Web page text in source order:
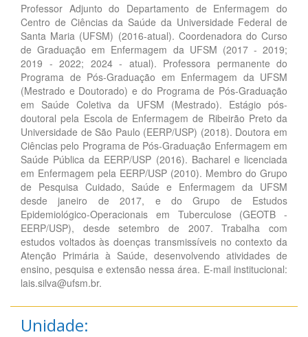
Professor Adjunto do Departamento de Enfermagem do
Centro de Ciências da Saúde da Universidade Federal de
Santa Maria (UFSM) (2016-atual). Coordenadora do Curso
de Graduação em Enfermagem da UFSM (2017 - 2019;
2019 - 2022; 2024 - atual). Professora permanente do
Programa de Pós-Graduação em Enfermagem da UFSM
(Mestrado e Doutorado) e do Programa de Pós-Graduação
em Saúde Coletiva da UFSM (Mestrado). Estágio pós-
doutoral pela Escola de Enfermagem de Ribeirão Preto da
Universidade de São Paulo (EERP/USP) (2018). Doutora em
Ciências pelo Programa de Pós-Graduação Enfermagem em
Saúde Pública da EERP/USP (2016). Bacharel e licenciada
em Enfermagem pela EERP/USP (2010). Membro do Grupo
de Pesquisa Cuidado, Saúde e Enfermagem da UFSM
desde janeiro de 2017, e do Grupo de Estudos
Epidemiológico-Operacionais em Tuberculose (GEOTB -
EERP/USP), desde setembro de 2007. Trabalha com
estudos voltados às doenças transmissíveis no contexto da
Atenção Primária à Saúde, desenvolvendo atividades de
ensino, pesquisa e extensão nessa área. E-mail institucional:
lais.silva@ufsm.br.
Unidade: